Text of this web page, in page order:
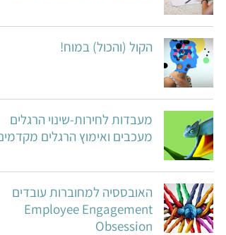
הקול (והכול) במוח!
מעבדות לחירות-שינוי הרגלים
מעכבים ואימוץ הרגלים
האובססיה למחוברות עובדים
Employee Engagement
Obsession